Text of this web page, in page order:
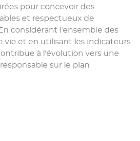
pour concevoir des
et respectueux de
considérant l'ensemble des
vie et en utilisant les indicateurs
à l'évolution vers une
sur le plan